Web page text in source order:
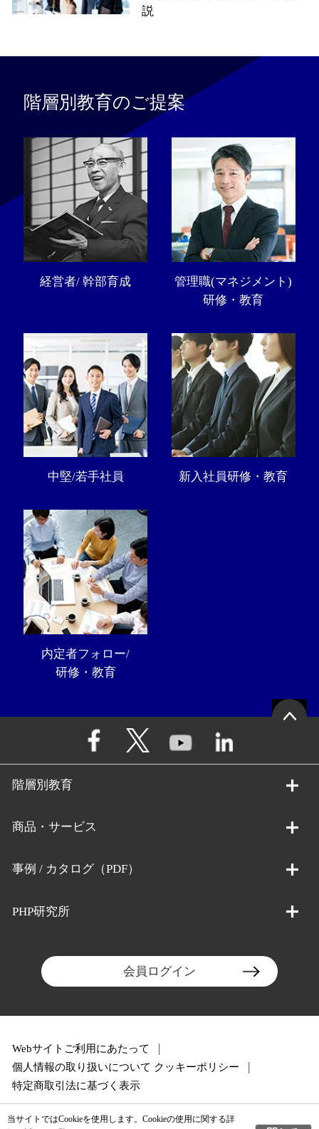
説
階層別教育のご提案
経営者/ 幹部育成
管理職(マネジメント)
研修・教育
中堅/若手社員 新入社員研修・教育
内定者フォロー/
研修・教育
階層別教育
商品・サービス
事例 / カタログ（PDF）
PHP研究所
会員ログイン
Webサイトご利用にあたって
個人情報の取り扱いについて クッキーポリシー
特定商取引法に基づく表示
当サイトではCookieを使用します。Cookieの使用に関する詳